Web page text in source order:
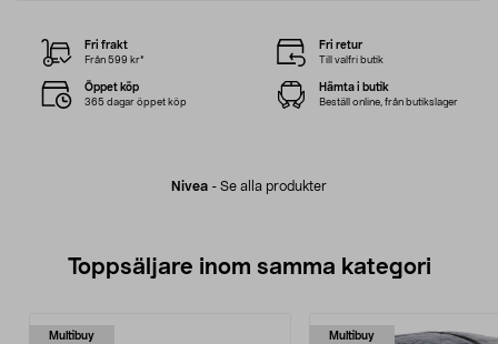
Nivea - Se alla produkter
Fri frakt
Från 599 kr*
Fri retur
Till valfri butik
Öppet köp
365 dagar öppet köp
Hämta i butik
Beställ online, från butikslager
Toppsäljare inom samma kategori
Multibuy Multibuy